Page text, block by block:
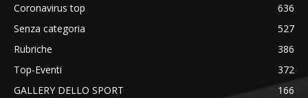
Coronavirus top
636
Senza categoria
527
Rubriche
386
Top-Eventi
372
GALLERY DELLO SPORT
166